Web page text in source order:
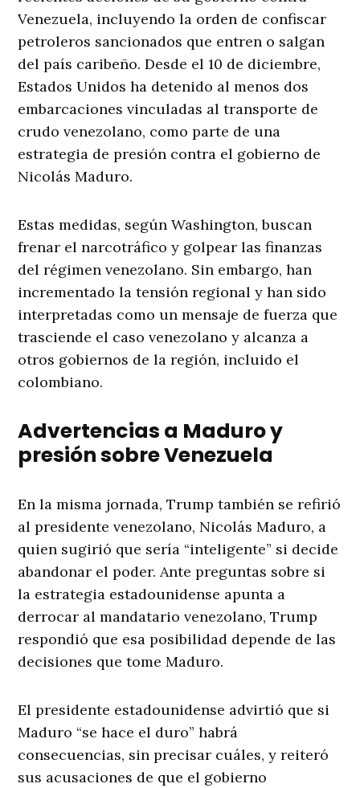
Venezuela, incluyendo la orden de confiscar
petroleros sancionados que entren o salgan
del país caribeño. Desde el 10 de diciembre,
Estados Unidos ha detenido al menos dos
embarcaciones vinculadas al transporte de
crudo venezolano, como parte de una
estrategia de presión contra el gobierno de
Nicolás Maduro.
Estas medidas, según Washington, buscan
frenar el narcotráfico y golpear las finanzas
del régimen venezolano. Sin embargo, han
incrementado la tensión regional y han sido
interpretadas como un mensaje de fuerza que
trasciende el caso venezolano y alcanza a
otros gobiernos de la región, incluido el
colombiano.
Advertencias a Maduro y
presión sobre Venezuela
En la misma jornada, Trump también se refirió
al presidente venezolano, Nicolás Maduro, a
quien sugirió que sería “inteligente” si decide
abandonar el poder. Ante preguntas sobre si
la estrategia estadounidense apunta a
derrocar al mandatario venezolano, Trump
respondió que esa posibilidad depende de las
decisiones que tome Maduro.
El presidente estadounidense advirtió que si
Maduro “se hace el duro” habrá
consecuencias, sin precisar cuáles, y reiteró
sus acusaciones de que el gobierno